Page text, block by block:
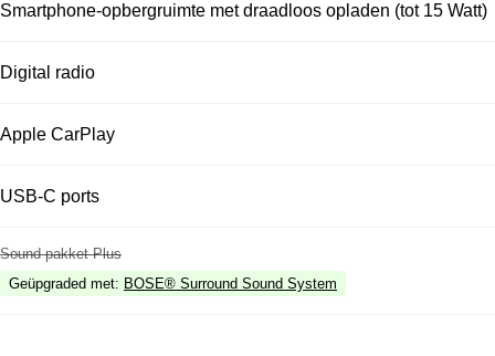
Smartphone-opbergruimte met draadloos opladen (tot 15 Watt)
Digital radio
Apple CarPlay
USB-C ports
Sound pakket Plus
Geüpgraded met: BOSE® Surround Sound System